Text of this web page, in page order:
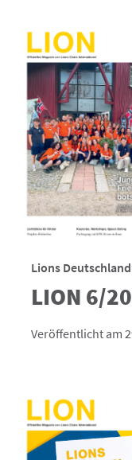
Lions Deutschland
LION 6/
Veröffentlicht am